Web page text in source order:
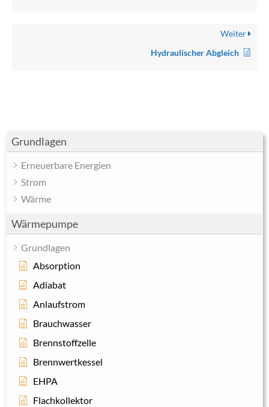
Grundlagen
Erneuerbare Energien
Strom
Wärme
Wärmepumpe
Grundlagen
Absorption
Adiabat
Anlaufstrom
Brauchwasser
Brennstoffzelle
Brennwertkessel
EHPA
Flachkollektor
Weiter
Hydraulischer Abgleich